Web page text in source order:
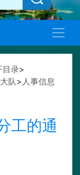
目录>
队> 人事信息
工的通